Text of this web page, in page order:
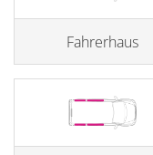
Fahrerhaus